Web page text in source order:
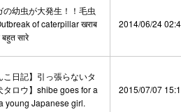
の幼虫が大発生！！毛虫
of caterpillar खराब
सारे
2014/06/24
こ日記】引っ張らないタ
タロウ】shibe goes for a
young Japanese girl.
2015/07/07